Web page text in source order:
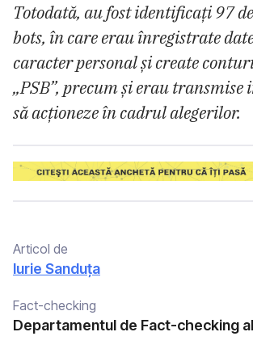
Totodată, au fost identificați 97
bots, în care erau înregistrate
caracter personal și create
„PSB”, precum și erau
să acționeze în cadrul alegerilor.
Articol de
Iurie Sanduța
Fact-checking
Departamentul de Fact-checking al